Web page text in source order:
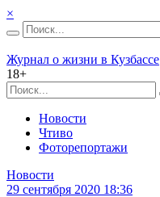
×
Журнал о жизни в Кузбассе
18+
Новости
Чтиво
Фоторепортажи
Новости
29 сентября 2020 18:36